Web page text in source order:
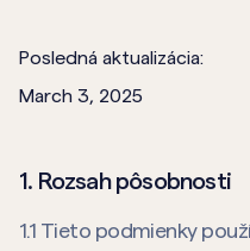
Posledná aktualizácia:
March 3, 2025
1. Rozsah pôsobnosti
1.1 Tieto podmienky